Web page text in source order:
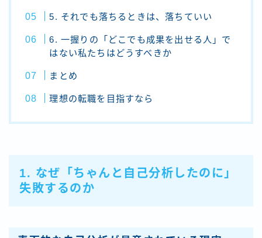
5. それでも落ちるときは、落ちていい
6. 一握りの「どこでも成果を出せる人」で
はない私たちはどうすべきか
まとめ
理想の転職を目指すなら
1. なぜ「ちゃんと自己分析したのに」
失敗するのか